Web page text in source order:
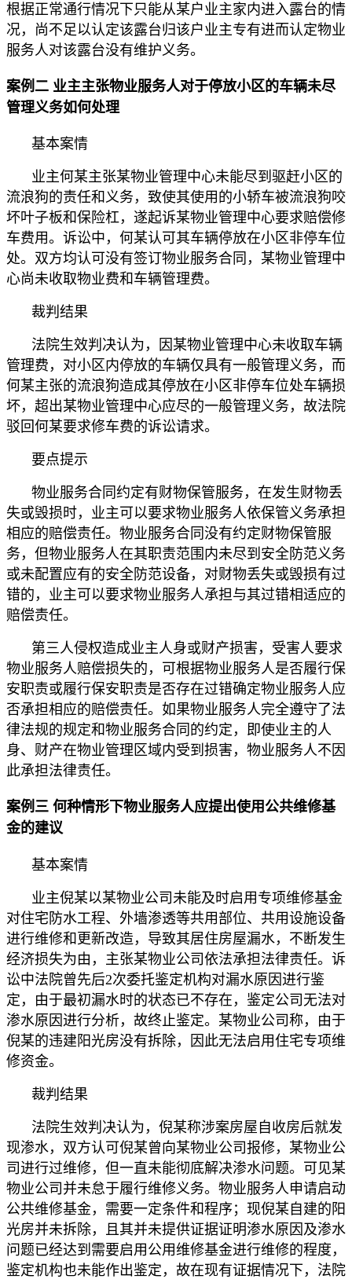
根据正常通行情况下只能从某户业主家内进入露台的情
况，尚不足以认定该露台归该户业主专有进而认定物业
服务人对该露台没有维护义务。
案例二 业主主张物业服务人对于停放小区的车辆未尽
管理义务如何处理
基本案情
业主何某主张某物业管理中心未能尽到驱赶小区的
流浪狗的责任和义务，致使其使用的小轿车被流浪狗咬
坏叶子板和保险杠，遂起诉某物业管理中心要求赔偿修
车费用。诉讼中，何某认可其车辆停放在小区非停车位
处。双方均认可没有签订物业服务合同，某物业管理中
心尚未收取物业费和车辆管理费。
裁判结果
法院生效判决认为，因某物业管理中心未收取车辆
管理费，对小区内停放的车辆仅具有一般管理义务，而
何某主张的流浪狗造成其停放在小区非停车位处车辆损
坏，超出某物业管理中心应尽的一般管理义务，故法院
驳回何某要求修车费的诉讼请求。
要点提示
物业服务合同约定有财物保管服务，在发生财物丢
失或毁损时，业主可以要求物业服务人依保管义务承担
相应的赔偿责任。物业服务合同没有约定财物保管服
务，但物业服务人在其职责范围内未尽到安全防范义务
或未配置应有的安全防范设备，对财物丢失或毁损有过
错的，业主可以要求物业服务人承担与其过错相适应的
赔偿责任。
第三人侵权造成业主人身或财产损害，受害人要求
物业服务人赔偿损失的，可根据物业服务人是否履行保
安职责或履行保安职责是否存在过错确定物业服务人应
否承担相应的赔偿责任。如果物业服务人完全遵守了法
律法规的规定和物业服务合同的约定，即使业主的人
身、财产在物业管理区域内受到损害，物业服务人不因
此承担法律责任。
案例三 何种情形下物业服务人应提出使用公共维修基
金的建议
基本案情
业主倪某以某物业公司未能及时启用专项维修基金
对住宅防水工程、外墙渗透等共用部位、共用设施设备
进行维修和更新改造，导致其居住房屋漏水，不断发生
经济损失为由，主张某物业公司依法承担法律责任。诉
讼中法院曾先后2次委托鉴定机构对漏水原因进行鉴
定，由于最初漏水时的状态已不存在，鉴定公司无法对
渗水原因进行分析，故终止鉴定。某物业公司称，由于
倪某的违建阳光房没有拆除，因此无法启用住宅专项维
修资金。
裁判结果
法院生效判决认为，倪某称涉案房屋自收房后就发
现渗水，双方认可倪某曾向某物业公司报修，某物业公
司进行过维修，但一直未能彻底解决渗水问题。可见某
物业公司并未怠于履行维修义务。物业服务人申请启动
公共维修基金，需要一定条件和程序；现倪某自建的阳
光房并未拆除，且其并未提供证据证明渗水原因及渗水
问题已经达到需要启用公用维修基金进行维修的程度，
鉴定机构也未能作出鉴定，故在现有证据情况下，法院